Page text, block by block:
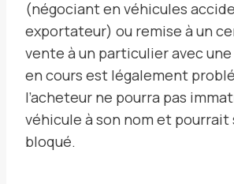
(négociant en véhicules
exportateur) ou remise à un
vente à un particulier avec
en cours est légalement
l’acheteur ne pourra pas
véhicule à son nom et
bloqué.